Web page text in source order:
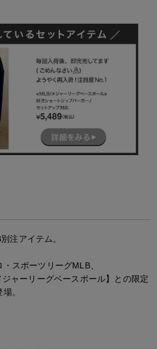
注アイテム。
スポーツリーグMLB、
ャーリーグベースボール】との限定
。